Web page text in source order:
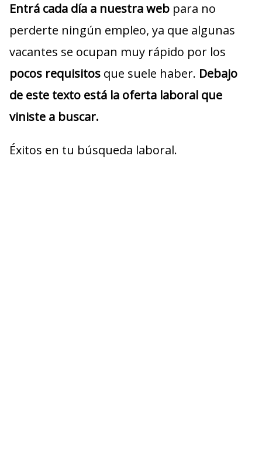
Entrá cada día a nuestra web para no
perderte ningún empleo, ya que algunas
vacantes se ocupan muy rápido por los
pocos requisitos que suele haber. Debajo
de este texto está la oferta laboral que
viniste a buscar.
Éxitos en tu búsqueda laboral.